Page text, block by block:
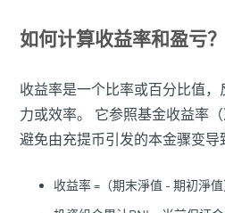
如何计算收益率和盈亏？
收益率是一个比率或百分比值
力或效率。 它参照基金收益率
避免由充提币引发的本金骤变导
收益率 =（期末淨值 - 期初淨